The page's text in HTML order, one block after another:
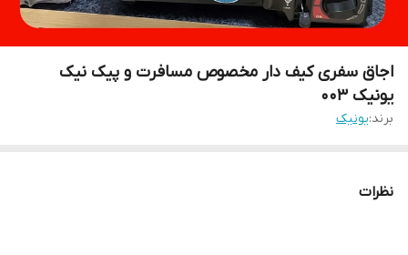
اجاق سفری کیف دار مخصوص مسافرت و پیک نیک
یونیک ۰۰۳
برند:یونیک
نظرات